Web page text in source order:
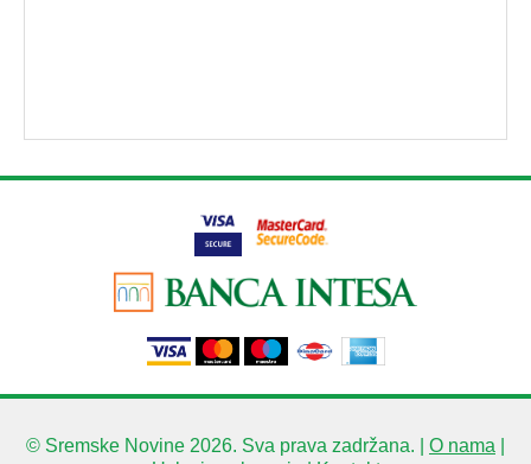
© Sremske Novine 2026. Sva prava zadržana. | O nama